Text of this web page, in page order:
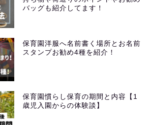
バッグも紹介してます！
保育園洋服へ名前書く場所とお名前
スタンプお勧め4種を紹介！
保育園慣らし保育の期間と内容【1
歳児入園からの体験談】